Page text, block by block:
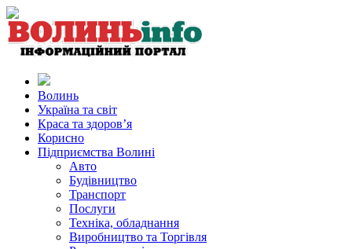
Волинь
Україна та світ
Краса та здоров’я
Корисно
Підприємства Волині
Авто
Будівництво
Транспорт
Послуги
Техніка, обладнання
Виробництво та Торгівля